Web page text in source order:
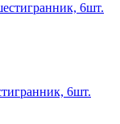
6шт.